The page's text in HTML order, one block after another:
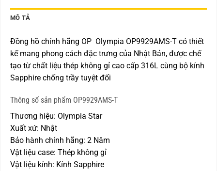
MÔ TẢ
Đồng hồ chính hãng OP Olympia OP9929AMS-T có thiết
kế mang phong cách đặc trưng của Nhật Bản, được chế
tạo từ chất liệu thép không gỉ cao cấp 316L cùng bộ kính
Sapphire chống trầy tuyệt đối
Thông số sản phẩm OP9929AMS-T
Thương hiệu: Olympia Star
Xuất xứ: Nhật
Bảo hành chính hãng: 2 Năm
Vật liệu case: Thép không gỉ
Vật liệu kính: Kính Sapphire